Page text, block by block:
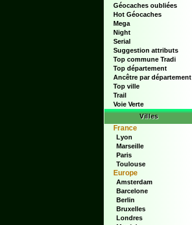
Géocaches oubliées
Hot Géocaches
Mega
Night
Serial
Suggestion attributs
Top commune Tradi
Top département
Ancêtre par département
Top ville
Trail
Voie Verte
Villes
France
Lyon
Marseille
Paris
Toulouse
Europe
Amsterdam
Barcelone
Berlin
Bruxelles
Londres